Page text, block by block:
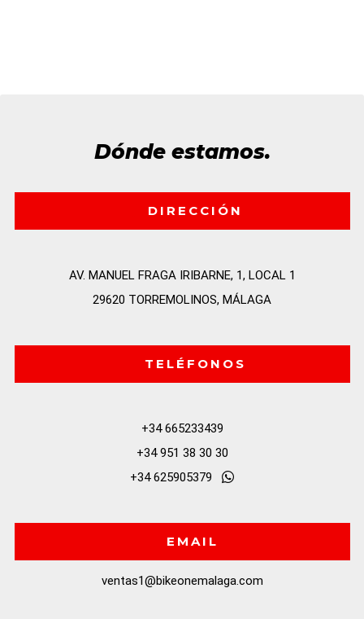
Dónde estamos.
DIRECCIÓN
AV. MANUEL FRAGA IRIBARNE, 1, LOCAL 1
29620 TORREMOLINOS, MÁLAGA
TELÉFONOS
+34 665233439
+34 951 38 30 30
+34 625905379
EMAIL
ventas1@bikeonemalaga.com